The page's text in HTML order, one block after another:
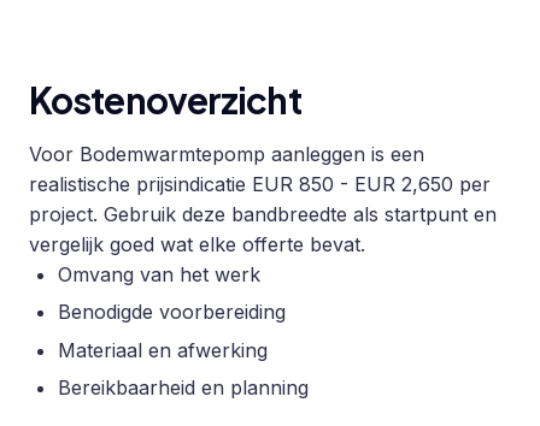
Kostenoverzicht
Voor Bodemwarmtepomp aanleggen is een
realistische prijsindicatie EUR 850 - EUR 2,650 per
project. Gebruik deze bandbreedte als startpunt en
vergelijk goed wat elke offerte bevat.
Omvang van het werk
Benodigde voorbereiding
Materiaal en afwerking
Bereikbaarheid en planning